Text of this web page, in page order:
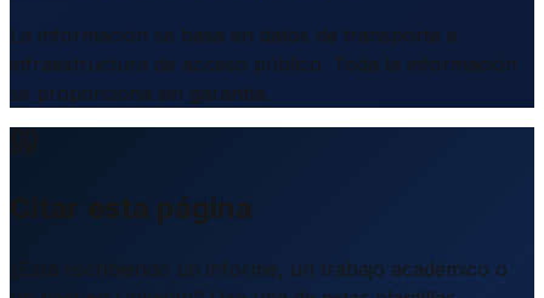
La información se basa en datos de transporte e
infraestructura de acceso público. Toda la información
se proporciona sin garantía.
Citar esta página
¿Está escribiendo un informe, un trabajo académico o